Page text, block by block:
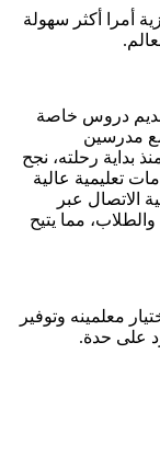
أمرا أكثر سهولة
دروس خاصة
مع مدرسين
بداية رحلته، نجح
تعليمية عالية
الاتصال عبر
مما يتيح
معلمينه وتوفير
على حدة.